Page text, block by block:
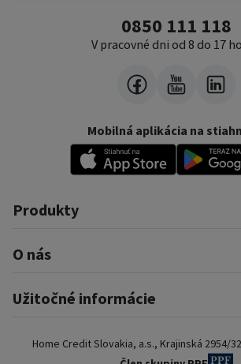
0850 111 118
V pracovné dni od 8 do 17
Mobilná aplikácia na
Produkty
Pôžičky
Financovanie podnikateľov
Nákup na splátky a karty
Auto na splátky
O nás
Profil firmy
Pomáhame
Blog
Užitočné informácie
Najčastejšie otázky
Home Credit Slovakia, a.s., Krajinská 2954/